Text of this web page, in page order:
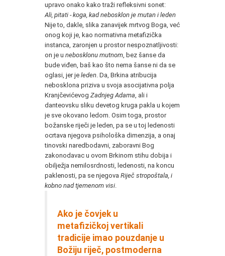
upravo onako kako traži refleksivni sonet:
Ali, pitati - koga, kad nebosklon je mutan i leden
Nije to, dakle, slika zanavijek mrtvog Boga, već
onog koji je, kao normativna metafizička
instanca, zaronjen u prostor nespoznatljivosti:
on je u nebosklonu mutnom , bez šanse da
bude viđen, baš kao što nema šanse ni da se
oglasi, jer je leden . Da, Brkina atribucija
nebosklona priziva u svoja asocijativna polja
Kranjčevićevog Zadnjeg Adama , ali i
danteovsku sliku devetog kruga pakla u kojem
je sve okovano ledom. Osim toga, prostor
božanske riječi je leden, pa se u toj ledenosti
ocrtava njegova psihološka dimenzija, a onaj
tinovski naredbodavni, zaboravni Bog
zakonodavac u ovom Brkinom stihu dobija i
obilježja nemilosrdnosti, ledenosti, na koncu
paklenosti, pa se njegova Riječ stropoštala, i
kobno nad tjemenom visi
Ako je čovjek u
metafizičkoj vertikali
tradicije imao pouzdanje u
Božiju riječ, postmoderna